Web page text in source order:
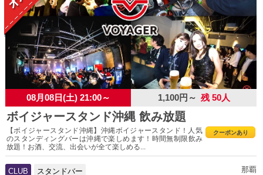
08月08日(土) 21:00～ 1,100円～ 残 50人
ボイジャースタンド沖縄 飲み放題
クーポンあり
【ボイジャースタンド沖縄】沖縄ボイジャースタンド！人気
のスタンディングバーは沖縄で楽しめます！時間無制限飲み
放題！お酒、交流、出会いが全て楽しめる...
CLUB スタンドバー 那覇